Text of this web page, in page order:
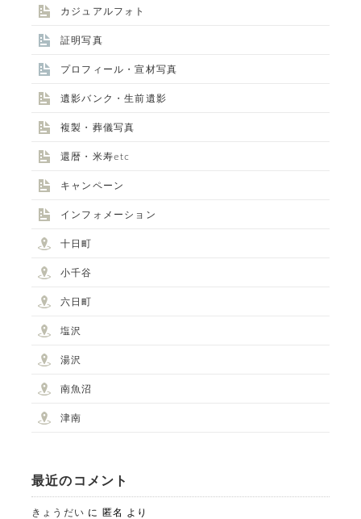
PHOTO STUDIO KANEKO
025-752-3127
カジュアルフォト
証明写真
プロフィール・宣材写真
遺影バンク・生前遺影
複製・葬儀写真
還暦・米寿etc
キャンペーン
インフォメーション
十日町
小千谷
六日町
塩沢
湯沢
南魚沼
津南
最近のコメント
きょうだい に 匿名
より